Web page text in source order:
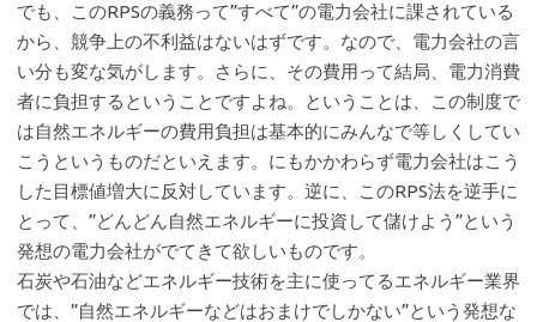
でも、このRPSの義務って”すべて”の電力会社に課されている
から、競争上の不利益はないはずです。なので、電力会社の言
い分も変な気がします。さらに、その費用って結局、電力消費
者に負担するということですよね。ということは、この制度で
は自然エネルギーの費用負担は基本的にみんなで等しくしてい
こうというものだといえます。にもかかわらず電力会社はこう
した目標値増大に反対しています。逆に、このRPS法を逆手に
とって、”どんどん自然エネルギーに投資して儲けよう”という
発想の電力会社がでてきて欲しいものです。
石炭や石油などエネルギー技術を主に使ってるエネルギー業界
では、”自然エネルギーなどはおまけでしかない”という発想な